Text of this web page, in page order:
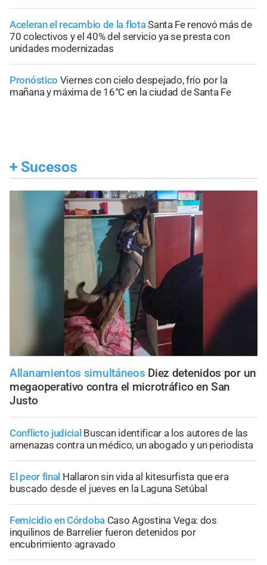
Aceleran el recambio de la flotaSanta Fe renovó más de
70 colectivos y el 40% del servicio ya se presta con
unidades modernizadas
Pronóstico Viernes con cielo despejado, frío por la
mañana y máxima de 16°C en la ciudad de Santa Fe
+ Sucesos
Allanamientos simultáneos Diez detenidos por un
megaoperativo contra el microtráfico en San
Justo
Conflicto judicial Buscan identificar a los autores de las
amenazas contra un médico, un abogado y un periodista
El peor final Hallaron sin vida al kitesurfista que era
buscado desde el jueves en la Laguna Setúbal
Femicidio en Córdoba Caso Agostina Vega: dos
inquilinos de Barrelier fueron detenidos por
encubrimiento agravado